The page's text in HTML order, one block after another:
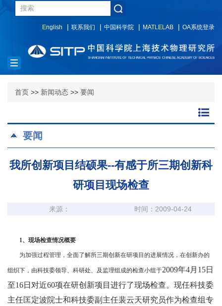
English 联系我们 中国科学院 MATLELAB OA系统登录
Toggle
navigation
首页 >> 新闻动态 >> 要闻
要闻
我所创新项目结硕果--有感于所三期创新科
研项目现场检查
来源： 时间：2009-04-24
1、现场检查情况概要
为加强过程管理，全面了解所三期创新在研项目的进展情况，在创新办的
组织下，由科技委领导、科研处、及监理组成的检查小组于2009年4月15日
至16日对近60项在研创新项目进行了现场检查。现任科技委
主任匡定波院士和科技委副主任裴云天研究员作为检查组专